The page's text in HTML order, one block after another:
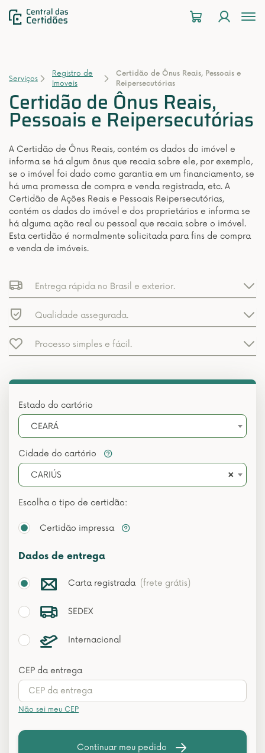
Serviços
Registro de
Imoveis
Certidão de Ônus Reais, Pessoais e
Reipersecutórias
Certidão de Ônus Reais,
Pessoais e Reipersecutórias
A Certidão de Ônus Reais, contém os dados do imóvel e
informa se há algum ônus que recaia sobre ele, por exemplo,
se o imóvel foi dado como garantia em um financiamento, se
há uma promessa de compra e venda registrada, etc. A
Certidão de Ações Reais e Pessoais Reipersecutórias,
contém os dados do imóvel e dos proprietários e informa se
há alguma ação real ou pessoal que recaia sobre o imóvel.
Esta certidão é normalmente solicitada para fins de compra
e venda de imóveis.
Entrega rápida no Brasil e exterior.
Qualidade assegurada.
Processo simples e fácil.
Estado do cartório
CEARÁ
Cidade do cartório
×
CARIÚS
Escolha o tipo de certidão:
Certidão impressa
Dados de entrega
Carta registrada (frete grátis)
SEDEX
Internacional
CEP da entrega
Não sei meu CEP
Continuar meu pedido